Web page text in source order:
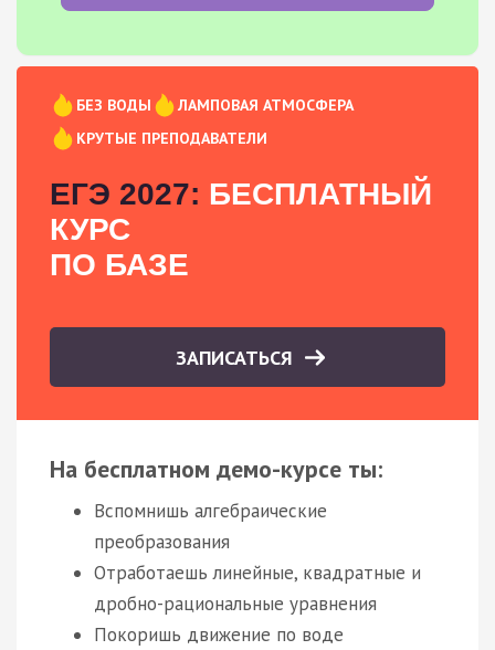
БЕЗ ВОДЫ
ЛАМПОВАЯ АТМОСФЕРА
КРУТЫЕ ПРЕПОДАВАТЕЛИ
ЕГЭ 2027: БЕСПЛАТНЫЙ
КУРС
ПО БАЗЕ
ЗАПИСАТЬСЯ
На бесплатном демо-курсе ты:
Вспомнишь алгебраические
преобразования
Отработаешь линейные, квадратные и
дробно-рациональные уравнения
Покоришь движение по воде